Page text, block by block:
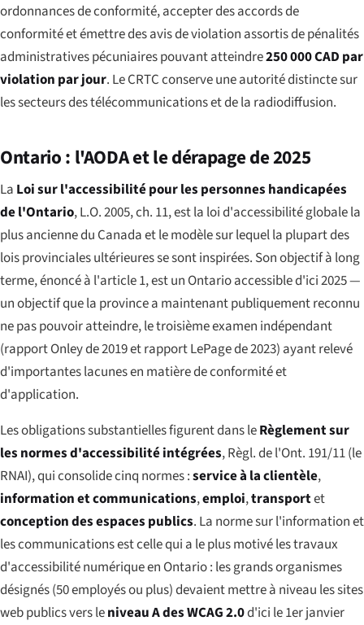
ordonnances de conformité, accepter des accords de
conformité et émettre des avis de violation assortis de pénalités
administratives pécuniaires pouvant atteindre250 000 CAD par
violation par jour. Le CRTC conserve une autorité distincte sur
les secteurs des télécommunications et de la radiodiffusion.
Ontario : l'AODA et le dérapage de 2025
La Loi sur l'accessibilité pour les personnes handicapées
de l'Ontario, L.O. 2005, ch. 11, est la loi d'accessibilité globale la
plus ancienne du Canada et le modèle sur lequel la plupart des
lois provinciales ultérieures se sont inspirées. Son objectif à long
terme, énoncé à l'article 1, est un Ontario accessible d'ici 2025 —
un objectif que la province a maintenant publiquement reconnu
ne pas pouvoir atteindre, le troisième examen indépendant
(rapport Onley de 2019 et rapport LePage de 2023) ayant relevé
d'importantes lacunes en matière de conformité et
d'application.
Les obligations substantielles figurent dans leRèglement sur
les normes d'accessibilité intégrées, Règl. de l'Ont. 191/11 (le
RNAI), qui consolide cinq normes :service à la clientèle,
information et communications,emploi,transportet
conception des espaces publics. La norme sur l'information et
les communications est celle qui a le plus motivé les travaux
d'accessibilité numérique en Ontario : les grands organismes
désignés (50 employés ou plus) devaient mettre à niveau les sites
web publics vers leniveau A des WCAG 2.0d'ici le 1er janvier